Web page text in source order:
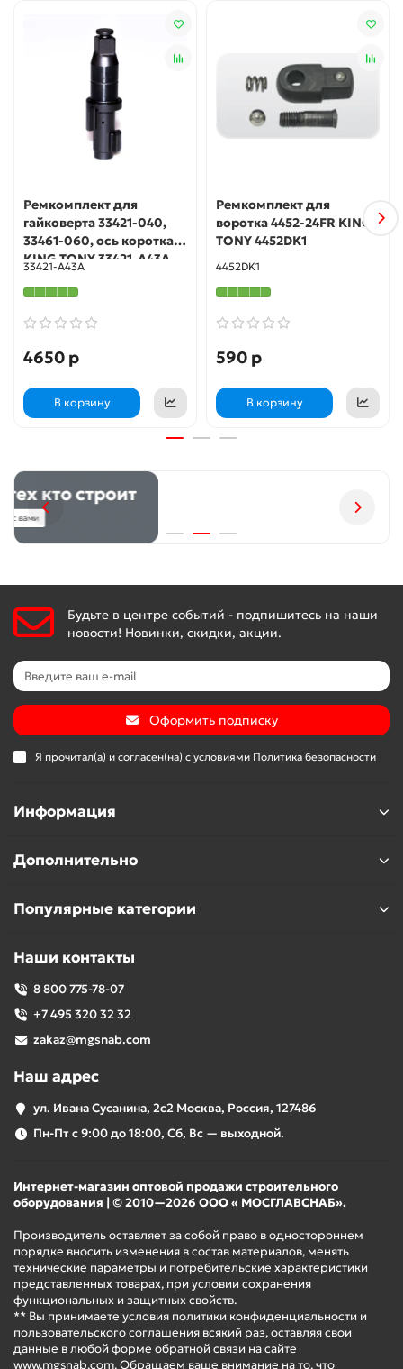
Ремкомплект для
гайковерта 33421-040,
33461-060, ось короткая
KING TONY 33421-A43A
33421-A43A
4650 р
В корзину
Ремкомплект для
воротка 4452-24FR KING
TONY 4452DK1
4452DK1
590 р
В корзину
Будьте в центре событий - подпишитесь на наши
новости! Новинки, скидки, акции.
Оформить подписку
Я прочитал(а) и согласен(на) с условиями Политика безопасности
Информация
Дополнительно
Популярные категории
Наши контакты
8 800 775-78-07
+7 495 320 32 32
zakaz@mgsnab.com
Наш адрес
ул. Ивана Сусанина, 2с2 Москва, Россия, 127486
Пн-Пт с 9:00 до 18:00, Сб, Вс — выходной.
Интернет-магазин оптовой продажи строительного
оборудования | © 2010—2026 ООО « МОСГЛАВСНАБ».
Производитель оставляет за собой право в одностороннем
порядке вносить изменения в состав материалов, менять
технические параметры и потребительские характеристики
представленных товарах, при условии сохранения
функциональных и защитных свойств.
** Вы принимаете условия политики конфиденциальности и
пользовательского соглашения всякий раз, оставляя свои
данные в любой форме обратной связи на сайте
www.mgsnab.com. Обращаем ваше внимание на то, что